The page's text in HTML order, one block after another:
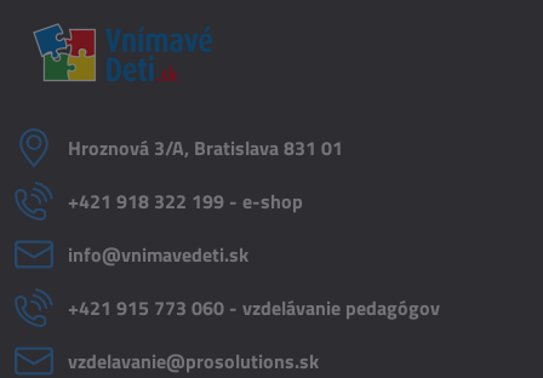
Hroznová 3/A, Bratislava 831 01
+421 918 322 199 - e-shop
info​@vnimavedeti​.sk
+421 915 773 060 - vzdelávanie pedagógov
vzdelavanie​@prosolutions​.sk